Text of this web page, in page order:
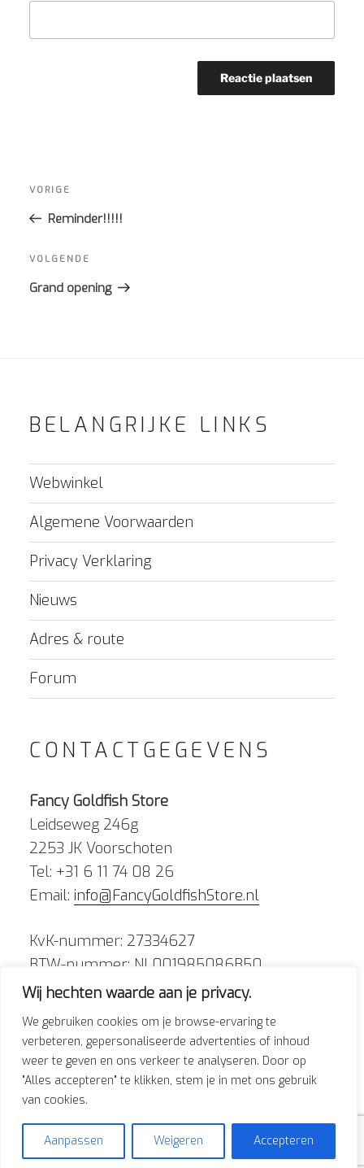
Wij hechten waarde aan je privacy.
We gebruiken cookies om je browse-ervaring te
verbeteren, gepersonaliseerde advertenties of inhoud
weer te geven en ons verkeer te analyseren. Door op
"Alles accepteren" te klikken, stem je in met ons gebruik
van cookies.
Aanpassen Weigeren Accepteren
navigatie
Vorig
bericht
VORIGE
Reminder!!!!!
Volgend
bericht
VOLGENDE
Grand opening
BELANGRIJKE LINKS
Webwinkel
Algemene Voorwaarden
Privacy Verklaring
Nieuws
Adres & route
Forum
CONTACTGEGEVENS
Fancy Goldfish Store
Leidseweg 246g
2253 JK Voorschoten
Tel: +31 6 11 74 08 26
Email: info@FancyGoldfishStore.nl
KvK-nummer: 27334627
BTW-nummer: NL001985086B50
FacebookInstagram